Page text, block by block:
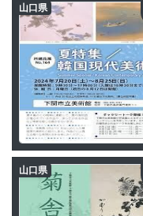
山口県
山口県